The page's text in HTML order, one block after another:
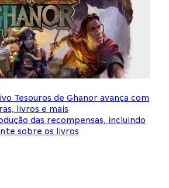
Tesouros de Ghanor avança com
livros e mais
das recompensas, incluindo
sobre os livros